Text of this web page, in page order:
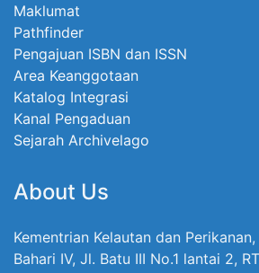
Maklumat
Pathfinder
Pengajuan ISBN dan ISSN
Area Keanggotaan
Katalog Integrasi
Kanal Pengaduan
Sejarah Archivelago
About Us
Kementrian Kelautan dan
Bahari IV, Jl. Batu III No.1 lantai 2,